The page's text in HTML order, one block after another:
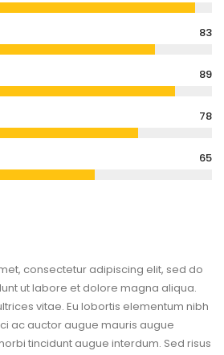
83
89
78
65
consectetur adipiscing elit, sed do
ut labore et dolore magna aliqua.
vitae. Eu lobortis elementum nibh
ac auctor augue mauris augue
tincidunt augue interdum. Sed risus